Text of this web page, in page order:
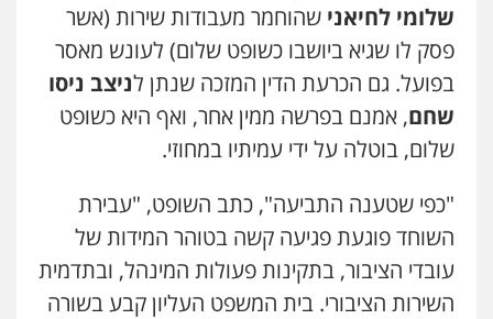
שלומי לחיאני שהוחמר מעבודות שירות (אשר
פסק לו שגיא ביושבו כשופט שלום) לעונש מאסר
בפועל. גם הכרעת הדין המזכה שנתן לניצב ניסו
שחם, אמנם בפרשה ממין אחר, ואף היא כשופט
שלום, בוטלה על ידי עמיתיו במחוזי.
"כפי שטענה התביעה", כתב השופט, "עבירת
השוחד פוגעת פגיעה קשה בטוהר המידות של
עובדי הציבור, בתקינות פעולות המינהל, ובתדמית
השירות הציבורי. בית המשפט העליון קבע בשורה
עו"ד ראוף נג'אר
פלילי עורכי דין לענייני אסירים מעצרים
0548009246
דוד אפרים משרד עורכי דין
0506209859
עו"ד איהאב ג'לג'ולי
פלילי מעצרים וחקירות עורכי דין לענייני